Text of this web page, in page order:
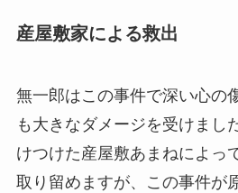
産屋敷家による救出
無一郎はこの事件で深い心の
も大きなダメージを受けまし
けつけた産屋敷あまねによっ
取り留めますが、この事件が